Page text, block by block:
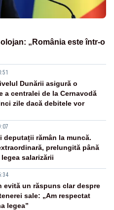
„România este într-o
Dunării asigură o
a centralei de la Cernavodă
zile dacă debitele vor
deputații rămân la muncă.
prelungită până
salarizării
evită un răspuns clar despre
sale: „Am respectat
legea”